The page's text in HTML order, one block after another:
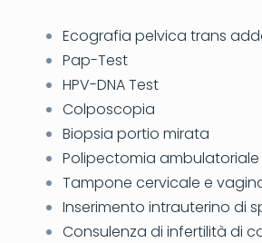
Ecografia pelvica trans
Pap-Test
HPV-DNA Test
Colposcopia
Biopsia portio mirata
Polipectomia ambulatoriale
Tampone cervicale e
Inserimento intrauterino di
Consulenza di infertilità di